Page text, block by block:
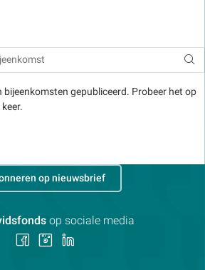
bijeenkomsten gepubliceerd. Probeer het op
op nieuwsbrief
op sociale media
Volg Volg